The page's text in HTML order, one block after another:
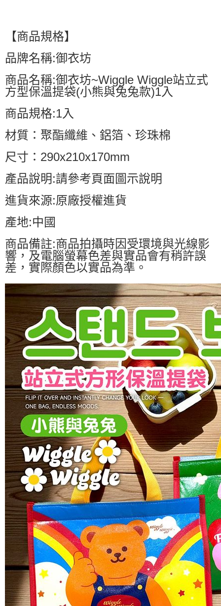
國家/地區配送0330
【商品規格】
品牌名稱:御衣坊
商品名稱:御衣坊~Wiggle Wiggle站立式
方型保溫提袋(小熊與兔兔款)1入
商品規格:1入
材質：聚酯纖維、鋁箔、珍珠棉
尺寸：290x210x170mm
產品說明:請參考頁面圖示說明
進貨來源:原廠授權進貨
產地:中國
商品備註:商品拍攝時因受環境與光線影
響，及電腦螢幕色差與實品會有稍許誤
差，實際顏色以實品為準。